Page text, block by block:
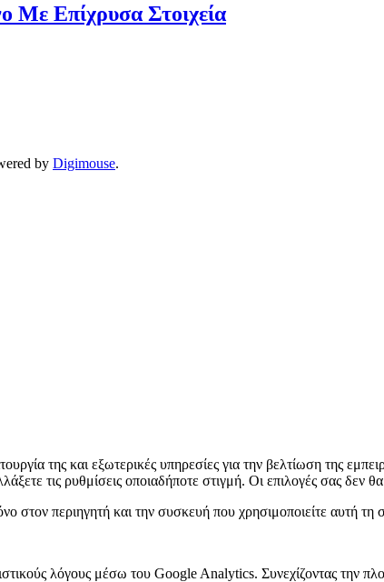
Με Επίχρυσα Στοιχεία
by Digimouse.
της και εξωτερικές υπηρεσίες για την βελτίωση της
τις ρυθμίσεις οποιαδήποτε στιγμή. Οι επιλογές σας δεν
στον περιηγητή και την συσκευή που χρησιμοποιείτε αυτή τη
λόγους μέσω του Google Analytics. Συνεχίζοντας την